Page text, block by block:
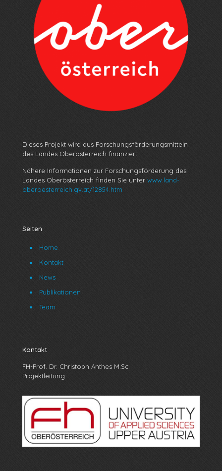
Dieses Projekt wird aus Forschungsförderungsmitteln
des Landes Oberösterreich finanziert.
Nähere Informationen zur Forschungsförderung des
Landes Oberösterreich finden Sie unter www.land-
oberoesterreich.gv.at/12854.htm
Seiten
Home
Kontakt
News
Publikationen
Team
Kontakt
FH-Prof. Dr. Christoph Anthes M.Sc.
Projektleitung